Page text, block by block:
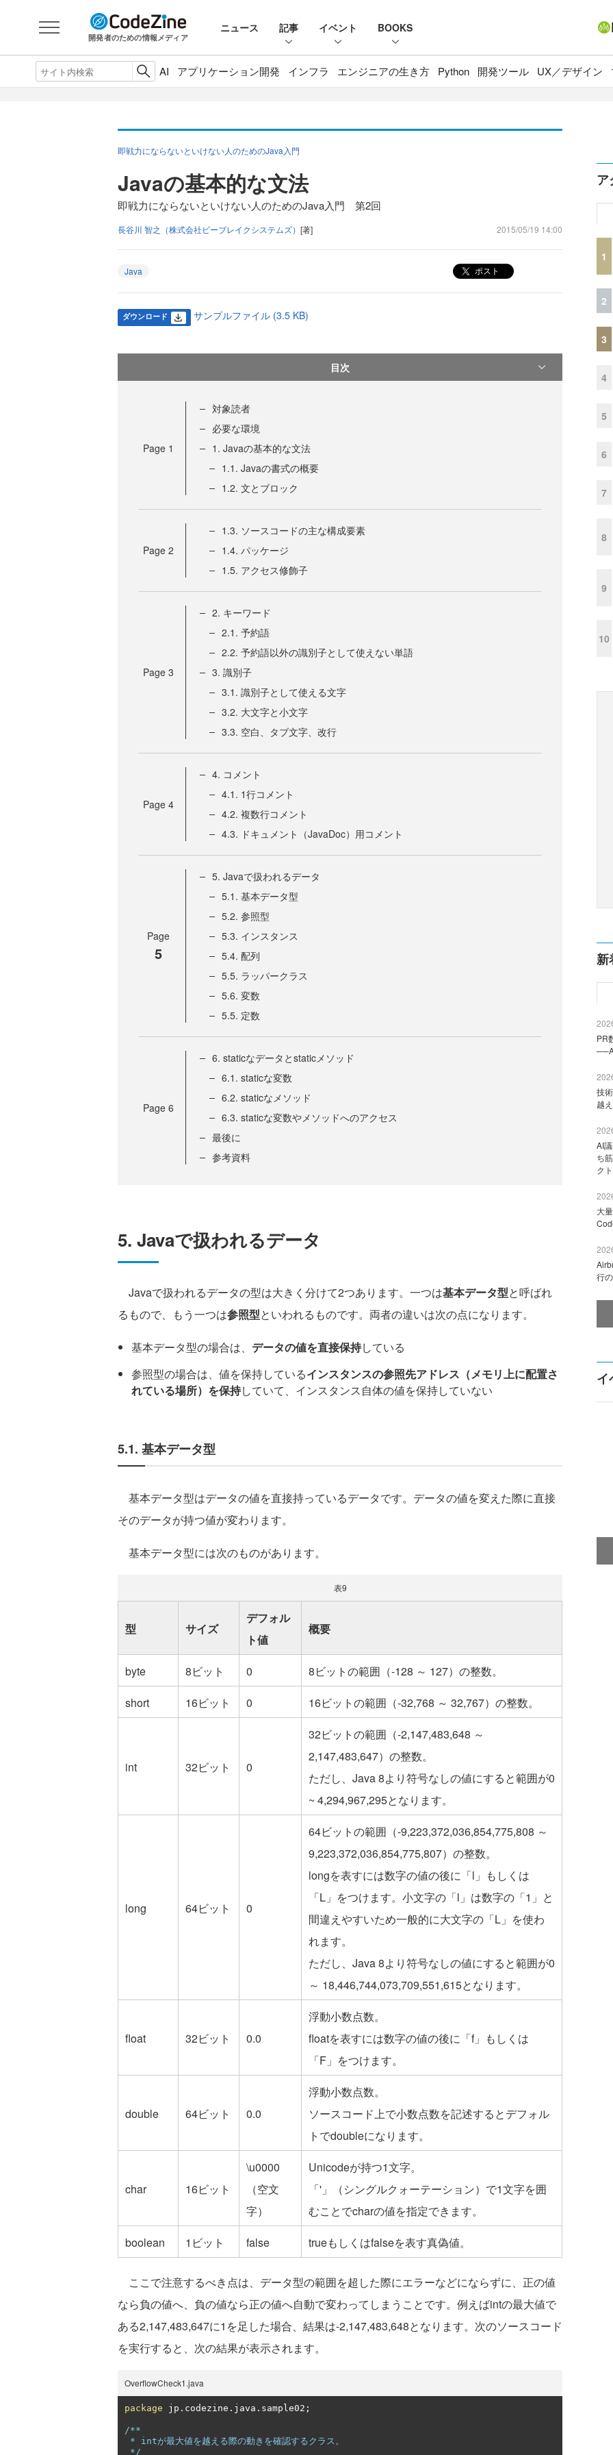
開発者のための情報メディア
ニュース 記事 イベント BOOKS
AI アプリケーション開発 インフラ エンジニアの生き方 Python 開発ツール UX／デザイン
即戦力にならないといけない人のためのJava入門
Javaの基本的な文法
即戦力にならないといけない人のためのJava入門 第2回
長谷川 智之（株式会社ビーブレイクシステムズ） [著] 2015/05/19 14:00
Java ポスト
ダウンロード サンプルファイル (3.5 KB)
目次
Page 1
対象読者
必要な環境
1. Javaの基本的な文法
1.1. Javaの書式の概要
1.2. 文とブロック
Page 2
1.3. ソースコードの主な構成要素
1.4. パッケージ
1.5. アクセス修飾子
Page 3
2. キーワード
2.1. 予約語
2.2. 予約語以外の識別子として使えない単語
3. 識別子
3.1. 識別子として使える文字
3.2. 大文字と小文字
3.3. 空白、タブ文字、改行
Page 4
4. コメント
4.1. 1行コメント
4.2. 複数行コメント
4.3. ドキュメント（JavaDoc）用コメント
Page
5
5. Javaで扱われるデータ
5.1. 基本データ型
5.2. 参照型
5.3. インスタンス
5.4. 配列
5.5. ラッパークラス
5.6. 変数
5.5. 定数
Page 6
6. staticなデータとstaticメソッド
6.1. staticな変数
6.2. staticなメソッド
6.3. staticな変数やメソッドへのアクセス
最後に
参考資料
5. Javaで扱われるデータ
Javaで扱われるデータの型は大きく分けて2つあります。一つは基本データ型と呼ばれ
るもので、もう一つは参照型といわれるものです。両者の違いは次の点になります。
基本データ型の場合は、 データの値を直接保持している
参照型の場合は、値を保持しているインスタンスの参照先アドレス（メモリ上に配置さ
れている場所）を保持していて、インスタンス自体の値を保持していない
5.1. 基本データ型
基本データ型はデータの値を直接持っているデータです。データの値を変えた際に直接
そのデータが持つ値が変わります。
基本データ型には次のものがあります。
表9
型 サイズ
デフォル
ト値
概要
byte 8ビット 0
8ビットの範囲（-128 ～ 127）の整数。
short
16ビット 0 16ビットの範囲（-32,768 ～ 32,767）の整数。
int 32ビット 0
32ビットの範囲（-2,147,483,648 ～
2,147,483,647）の整数。
ただし、Java 8より符号なしの値にすると範囲が0
~ 4,294,967,295となります。
long 64ビット 0
64ビットの範囲（-9,223,372,036,854,775,808 ～
9,223,372,036,854,775,807）の整数。
longを表すには数字の値の後に「l」もしくは
「L」をつけます。小文字の「l」は数字の「1」と
間違えやすいため一般的に大文字の「L」を使わ
れます。
ただし、Java 8より符号なしの値にすると範囲が0
～ 18,446,744,073,709,551,615となります。
float 32ビット 0.0
浮動小数点数。
floatを表すには数字の値の後に「f」もしくは
「F」をつけます。
double 64ビット 0.0
浮動小数点数。
ソースコード上で小数点数を記述するとデフォル
トでdoubleになります。
char 16ビット
\u0000
（空文
字）
Unicodeが持つ1文字。
「'」（シングルクォーテーション）で1文字を囲
むことでcharの値を指定できます。
boolean
1ビット false trueもしくはfalseを表す真偽値。
ここで注意するべき点は、データ型の範囲を超した際にエラーなどにならずに、正の値
なら負の値へ、負の値なら正の値へ自動で変わってしまうことです。例えばintの最大値で
ある2,147,483,647に1を足した場合、結果は-2,147,483,648となります。次のソースコード
を実行すると、次の結果が表示されます。
OverflowCheck1.java
package jp . codezine . java . sample02 ;
/**
*/
ア
1
2
3
4
5
6
7
8
9
10
新
PR
技
越
AI
ち
ク
大
行
イ